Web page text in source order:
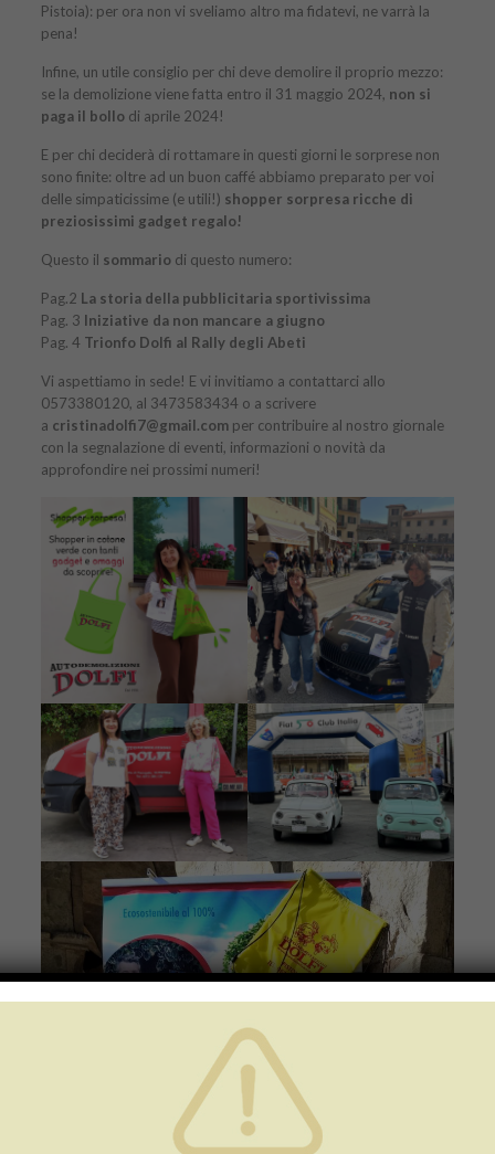
Pistoia): per ora non vi sveliamo altro ma fidatevi, ne varrà la
pena!
Infine, un utile consiglio per chi deve demolire il proprio mezzo:
se la demolizione viene fatta entro il 31 maggio 2024, non si
paga il bollo di aprile 2024!
E per chi deciderà di rottamare in questi giorni le sorprese non
sono finite: oltre ad un buon caffé abbiamo preparato per voi
delle simpaticissime (e utili!) shopper sorpresa ricche di
preziosissimi gadget regalo!
Questo il sommario di questo numero:
Pag.2 La storia della pubblicitaria sportivissima
Pag. 3 Iniziative da non mancare a giugno
Pag. 4 Trionfo Dolfi al Rally degli Abeti
Vi aspettiamo in sede! E vi invitiamo a contattarci allo
0573380120, al 3473583434 o a scrivere
a cristinadolfi7@gmail.com per contribuire al nostro giornale
con la segnalazione di eventi, informazioni o novità da
approfondire nei prossimi numeri!